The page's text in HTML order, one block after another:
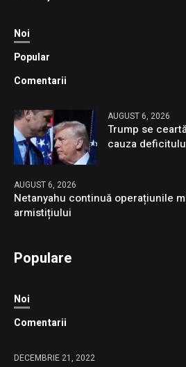
Noi
Popular
Comentarii
AUGUST 6, 2026
Trump se
cauza
AUGUST 6, 2026
Netanyahu continuă operațiunile
armistițiului
Populare
Noi
Comentarii
DECEMBRIE 21, 2022